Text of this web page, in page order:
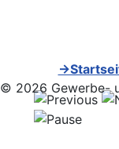
© 2026 Gewerbe-